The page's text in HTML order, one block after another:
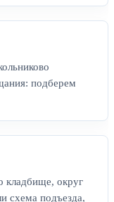
подберем
кладбище, округ
схема подъезда,